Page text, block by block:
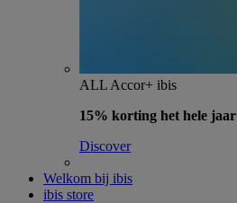
ALL Accor+ ibis
15% korting het hele jaar
Discover
Welkom bij ibis
ibis store